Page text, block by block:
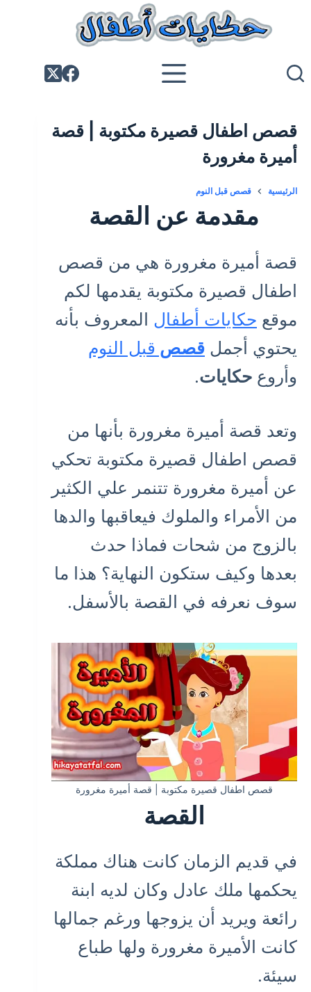
المحتوى
قصص اطفال قصيرة مكتوبة | قصة
أميرة مغرورة
الرئيسية قصص قبل النوم
مقدمة عن القصة
قصة أميرة مغرورة هي من قصص
اطفال قصيرة مكتوبة يقدمها لكم
موقع حكايات أطفال المعروف بأنه
يحتوي أجمل قصص قبل النوم
وأروع حكايات.
وتعد قصة أميرة مغرورة بأنها من
قصص اطفال قصيرة مكتوبة تحكي
عن أميرة مغرورة تتنمر علي الكثير
من الأمراء والملوك فيعاقبها والدها
بالزوج من شحات فماذا حدث
بعدها وكيف ستكون النهاية؟ هذا ما
سوف نعرفه في القصة بالأسفل.
قصص اطفال قصيرة مكتوبة | قصة أميرة مغرورة
القصة
في قديم الزمان كانت هناك مملكة
يحكمها ملك عادل وكان لديه ابنة
رائعة ويريد أن يزوجها ورغم جمالها
كانت الأميرة مغرورة ولها طباع
سيئة.